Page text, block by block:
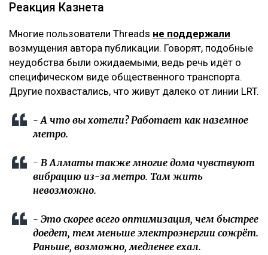
Реакция Казнета
Многие пользователи Threads не поддержали
возмущения автора публикации. Говорят, подобные
неудобства были ожидаемыми, ведь речь идёт о
специфическом виде общественного транспорта.
Другие похвастались, что живут далеко от линии LRT.
- А что вы хотели? Работает как наземное
метро.
- В Алматы также многие дома чувствуют
вибрацию из-за метро. Там жить
невозможно.
- Это скорее всего оптимизация, чем быстрее
доедет, тем меньше электроэнергии сожрёт.
Раньше, возможно, медленее ехал.